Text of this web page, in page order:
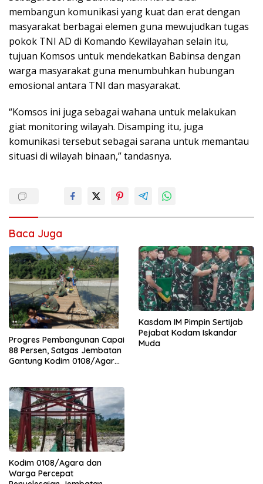
membangun komunikasi yang kuat dan erat dengan
masyarakat berbagai elemen guna mewujudkan tugas
pokok TNI AD di Komando Kewilayahan selain itu,
tujuan Komsos untuk mendekatkan Babinsa dengan
warga masyarakat guna menumbuhkan hubungan
emosional antara TNI dan masyarakat.
“Komsos ini juga sebagai wahana untuk melakukan
giat monitoring wilayah. Disamping itu, juga
komunikasi tersebut sebagai sarana untuk memantau
situasi di wilayah binaan,” tandasnya.
Baca Juga
Progres Pembangunan Capai
88 Persen, Satgas Jembatan
Gantung Kodim 0108/Agara
Kasdam IM Pimpin Sertijab
Pejabat Kodam Iskandar
Muda
Kodim 0108/Agara dan
Warga Percepat